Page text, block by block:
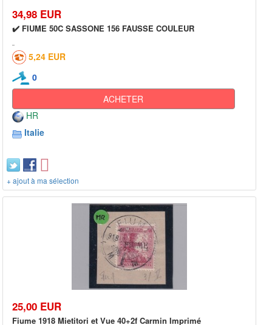
34,98 EUR
✔️ FIUME 50C SASSONE 156 FAUSSE COULEUR
5,24 EUR
0
ACHETER
HR
Italie
+ ajout à ma sélection
25,00 EUR
Fiume 1918 Mietitori et Vue 40+2f Carmin Imprimé